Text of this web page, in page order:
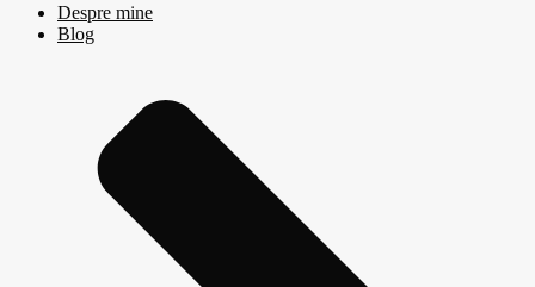
Despre mine
Blog